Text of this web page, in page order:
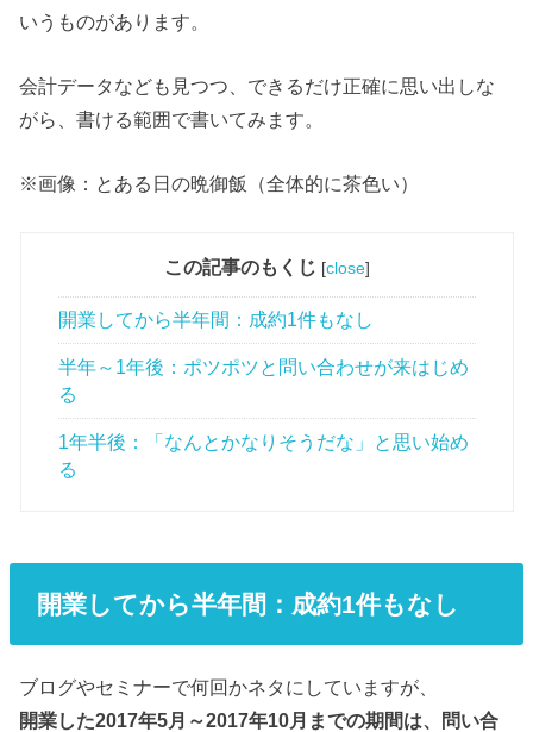
いうものがあります。
会計データなども見つつ、できるだけ正確に思い出しな
がら、書ける範囲で書いてみます。
※画像：とある日の晩御飯（全体的に茶色い）
この記事のもくじ [close]
開業してから半年間：成約1件もなし
半年～1年後：ポツポツと問い合わせが来はじめ
る
1年半後：「なんとかなりそうだな」と思い始め
る
開業してから半年間：成約1件もなし
ブログやセミナーで何回かネタにしていますが、
開業した2017年5月～2017年10月までの期間は、問い合